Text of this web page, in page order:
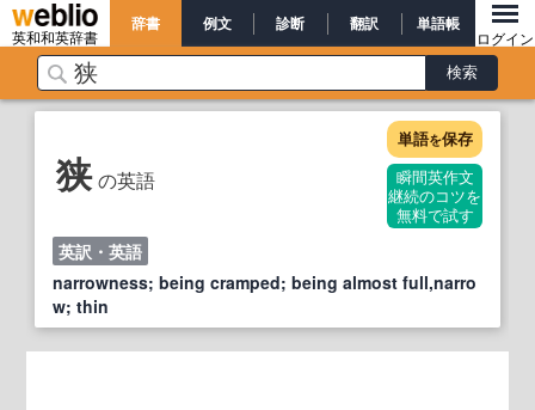
英和和英辞書
辞書 例文 診断 翻訳 単語帳
ログイン
狭 の英語
単語を保存
瞬間英作文
継続のコツを
無料で試す
英訳・英語
narrowness; being cramped; being almost full,narro
w; thin